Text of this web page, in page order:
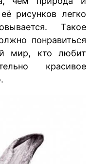
рисунков легко
Такое
понравиться
мир, кто любит
красивое